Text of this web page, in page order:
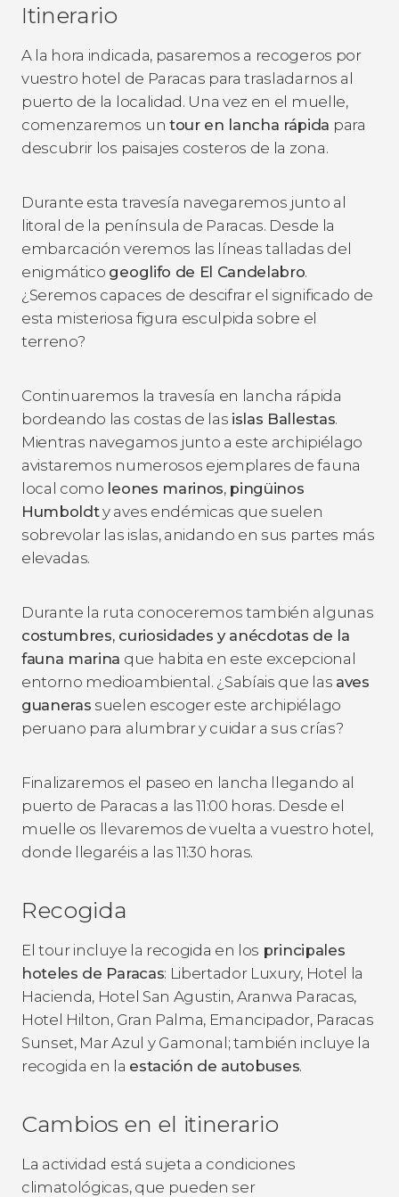
Itinerario
A la hora indicada, pasaremos a recogeros por
vuestro hotel de Paracas para trasladarnos al
puerto de la localidad. Una vez en el muelle,
comenzaremos un tour en lancha rápida para
descubrir los paisajes costeros de la zona.
Durante esta travesía navegaremos junto al
litoral de la península de Paracas. Desde la
embarcación veremos las líneas talladas del
enigmático geoglifo de El Candelabro.
¿Seremos capaces de descifrar el significado de
esta misteriosa figura esculpida sobre el
terreno?
Continuaremos la travesía en lancha rápida
bordeando las costas de las islas Ballestas.
Mientras navegamos junto a este archipiélago
avistaremos numerosos ejemplares de fauna
local como leones marinos, pingüinos
Humboldty aves endémicas que suelen
sobrevolar las islas, anidando en sus partes más
elevadas.
Durante la ruta conoceremos también algunas
costumbres, curiosidades y anécdotas de la
fauna marina que habita en este excepcional
entorno medioambiental. ¿Sabíais que las aves
guaneras suelen escoger este archipiélago
peruano para alumbrar y cuidar a sus crías?
Finalizaremos el paseo en lancha llegando al
puerto de Paracas a las 11:00 horas. Desde el
muelle os llevaremos de vuelta a vuestro hotel,
donde llegaréis a las 11:30 horas.
Recogida
El tour incluye la recogida en los principales
hoteles de Paracas: Libertador Luxury, Hotel la
Hacienda, Hotel San Agustin, Aranwa Paracas,
Hotel Hilton, Gran Palma, Emancipador, Paracas
Sunset, Mar Azul y Gamonal; también incluye la
recogida en la estación de autobuses.
Cambios en el itinerario
La actividad está sujeta a condiciones
climatológicas, que pueden ser